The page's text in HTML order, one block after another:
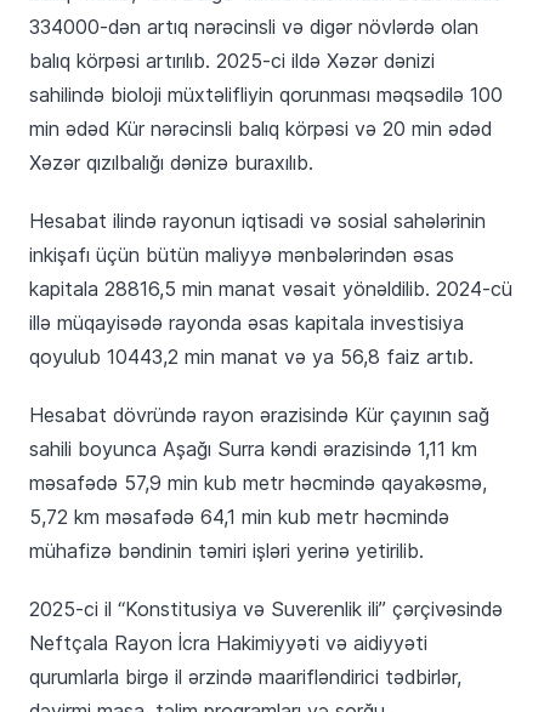
334000-dən artıq nərəcinsli və digər növlərdə olan
balıq körpəsi artırılıb. 2025-ci ildə Xəzər dənizi
sahilində bioloji müxtəlifliyin qorunması məqsədilə 100
min ədəd Kür nərəcinsli balıq körpəsi və 20 min ədəd
Xəzər qızılbalığı dənizə buraxılıb.
Hesabat ilində rayonun iqtisadi və sosial sahələrinin
inkişafı üçün bütün maliyyə mənbələrindən əsas
kapitala 28816,5 min manat vəsait yönəldilib. 2024-cü
illə müqayisədə rayonda əsas kapitala investisiya
qoyulub 10443,2 min manat və ya 56,8 faiz artıb.
Hesabat dövründə rayon ərazisində Kür çayının sağ
sahili boyunca Aşağı Surra kəndi ərazisində 1,11 km
məsafədə 57,9 min kub metr həcmində qayakəsmə,
5,72 km məsafədə 64,1 min kub metr həcmində
mühafizə bəndinin təmiri işləri yerinə yetirilib.
2025-ci il “Konstitusiya və Suverenlik ili” çərçivəsində
Neftçala Rayon İcra Hakimiyyəti və aidiyyəti
qurumlarla birgə il ərzində maarifləndirici tədbirlər,